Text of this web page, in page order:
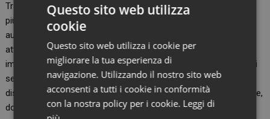
Tra l’altro, lo sviluppo della farmacia dei servizi renderà sempre
più ampie le attività da svolgere e, conseguentemente,
aumenterà il bisogno di forza lavoro professionale. Rendere
attrattivo il lavoro al banco diventa, allora, una necessità
improrogabile per poter garantire ovunque continuità, qualità dei
servizi e presidio della salute, soprattutto nelle zone più
disagiate, come nei piccoli Comuni e nelle aree interne del Paese,
dove all’aumento delle farmacie non sempre corrisponde -
Questo sito web utilizza
cookie
Questo sito web utilizza i cookie per
migliorare la tua esperienza di
navigazione. Utilizzando il nostro sito web
acconsenti a tutti i cookie in conformità
con la nostra policy per i cookie. Leggi di